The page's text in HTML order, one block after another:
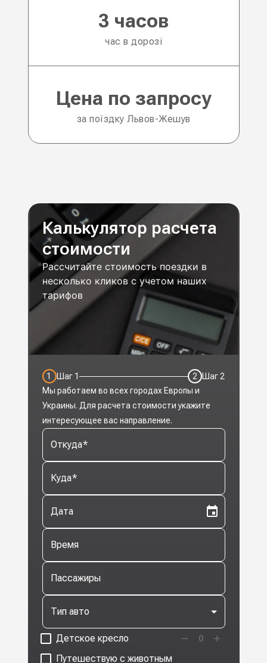
час в дорозі
3 часов
за поїздку Львов-Жешув
Цена по запросу
Калькулятор расчета
стоимости
Рассчитайте стоимость поездки в
несколько кликов с учетом наших
тарифов
1 Шаг1 2 Шаг 2
Мы работаем во всех городах Европы и
Украины. Для расчета стоимости укажите
интересующее вас направление.
Откуда*
Куда*
Дата
Время
Пассажиры
Тип авто
Детское кресло 0
Путешествую с животным